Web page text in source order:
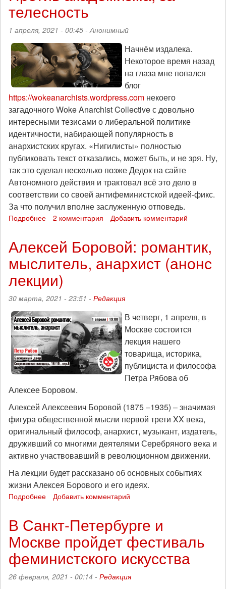
телесность
1 апреля, 2021 - 00:45 -Анонимный
Начнём издалека.
Некоторое время назад
на глаза мне попался
блог
https://wokeanarchists.wordpress.com некоего
загадочного Woke Anarchist Collective с довольно
интересными тезисами о либеральной политике
идентичности, набирающей популярность в
анархистских кругах. «Нигилисты» полностью
публиковать текст отказались, может быть, и не зря. Ну,
так это сделал несколько позже Дедок на сайте
Автономного действия и трактовал всё это дело в
соответствии со своей антифеминистской идеей-фикс.
За что получил вполне заслуженную отповедь.
Подробнее
за
2 комментария Добавить комментарий
Алексей Боровой: романтик,
мыслитель, анархист (анонс
лекции)
30 марта, 2021 - 23:51 - Редакция
В четверг, 1 апреля, в
Москве состоится
лекция нашего
товарища, историка,
публициста и философа
Петра Рябова об
Алексее Боровом.
Алексей Алексеевич Боровой (1875 –1935) – значимая
фигура общественной мысли первой трети XX века,
оригинальный философ, анархист, музыкант, издатель,
друживший со многими деятелями Серебряного века и
активно участвовавший в революционном движении.
На лекции будет рассказано об основных событиях
жизни Алексея Борового и его идеях.
Подробнее
романтик,
анархист
(анонс
лекции)
Добавить комментарий
В Санкт-Петербурге и
Москве пройдет фестиваль
феминистского искусства
26 февраля, 2021 - 00:14 - Редакция